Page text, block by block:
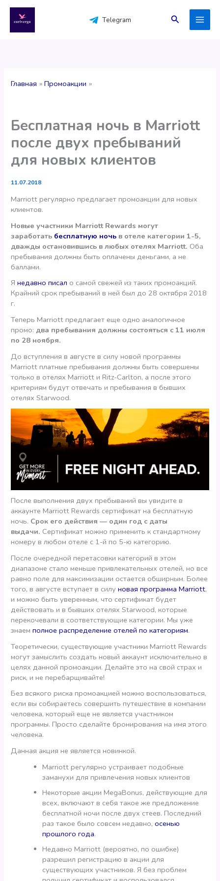
содержимому
Telegram Поиск
Главная Промоакции
Бесплатная ночь в Marriott
после двух пребываний
для новых клиентов
11.07.2018
Marriott регулярно предлагает промоакции для новых
клиентов.
Новые участники Marriott Rewards могут
заработать бесплатную ночь в отеле категории 1-5,
дважды остановившись в любых отелях Marriott. Оба
пребывания должны быть оплачены деньгами, а не
баллами.
Янедавно писал о самой свежей из таких промоакций.
Крайний срок пребываний в ней был до 28 октября 2018
г.
Теперь Marriott предлагает еще одно аналогичное
промо: два пребывания должны состояться с 11 июля
по 28 ноября.
До вступления в августе в силу новой программы
Marriott платные пребывания должны быть совершены
только в отелях Marriott и Ritz-Carlton, а после этого
критериям будут отвечать и пребывания в бывших
отелях Starwood.
После выполнения двух пребываний вы увидите в
аккаунте Marriott Rewards сертификат на бесплатную
ночь. Срок его действия — один год с даты
выдачи. Сертификат можно применить к стандартному
номеру в любом отеле с 1-й по 5-ю категорию.
После очередной перетасовки категорий в этом
диапазоне стало меньше привлекательных отелей, но все
равно поле для максимизации остается обширным. Более
того, в августе вступает в силуновая программа Marriott,
и можно быть уверенным, что сертификат будет
действовать и в бывших отелях Starwood, которые
перекочевали в соответствующие категории. Мы уже
знаемполное распределение отелей по категориям.
Теоретически, существующие участники Marriott Rewards
могут замыслить создать новый аккаунт исключительно в
целях данной промоакции. Делайте это на свой страх и
риск, и не перебарщивайте!
Без всякого риска промоакцией можно воспользоваться,
если вы собираетесь совершить путешествие в компании
человека, который еще не является участником
программы. Просто сделайте бронирования на имя этого
человека.
Данная акция не является новинкой.
Marriott регулярно устраивает подобные
заманухи для привлечения новых клиентов
Некоторые акции MegaBonus, действующие для
всех, включают в себя такое же предложение
бесплатной ночи после двух стеев. Последний
раз такое было совсем недавно,осенью
прошлого года.
Недавно Marriott (вероятно, по ошибке)
разрешил регистрацию в акции для
существующих участников. Я без проблем